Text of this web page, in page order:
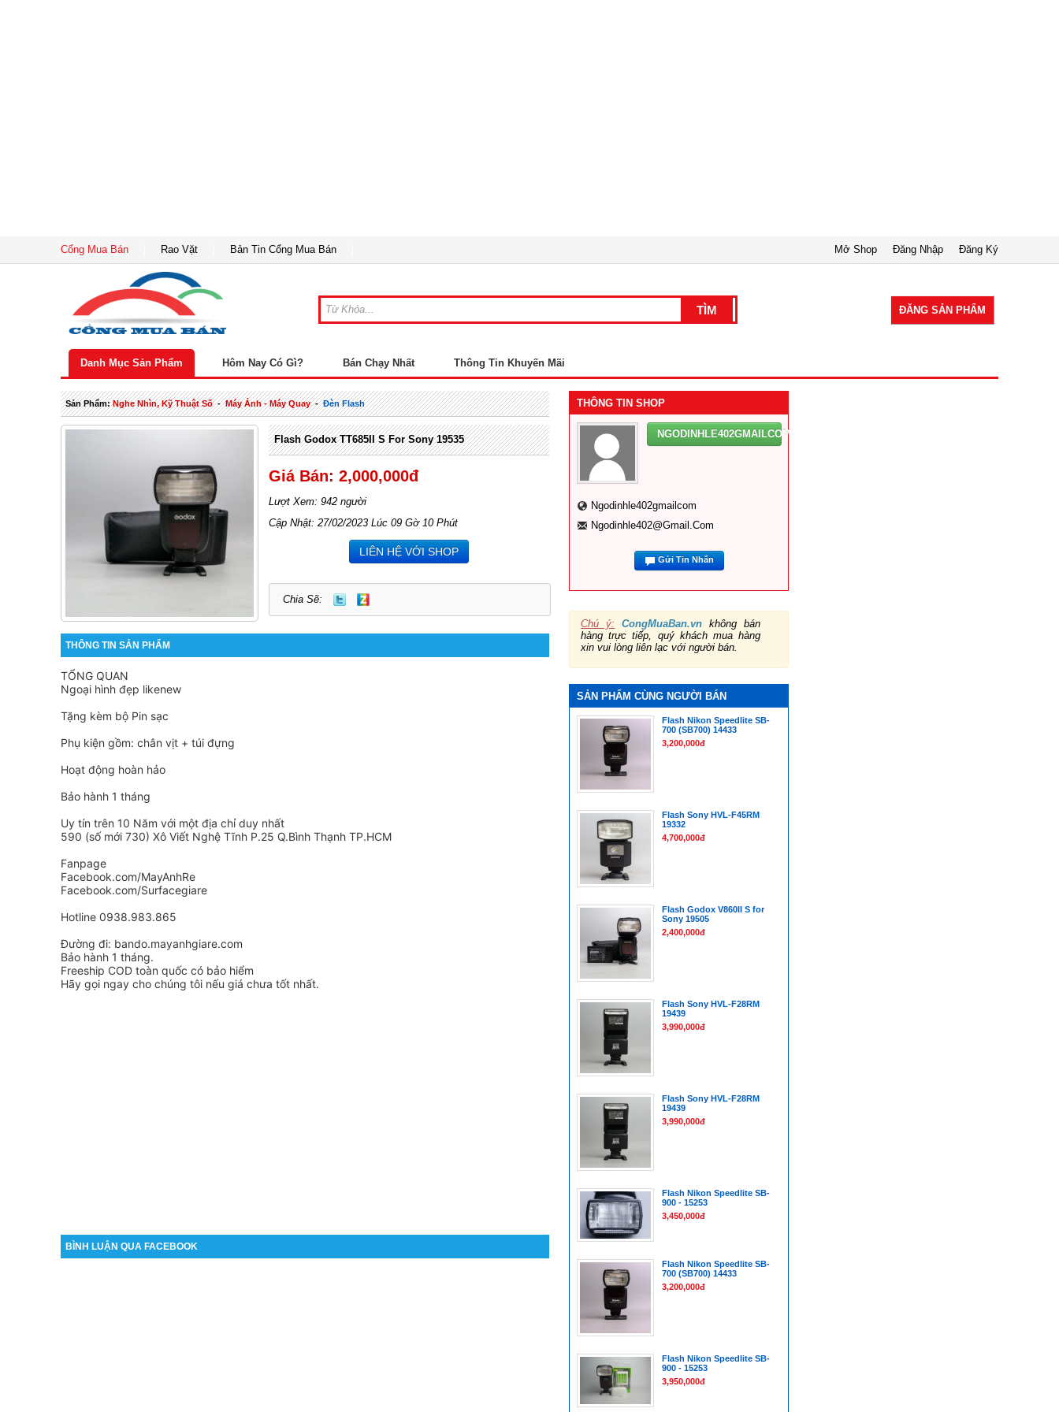
Cổng Mua Bán Rao Vặt Bản Tin Cổng Mua Bán Đăng Ký
Đăng Nhập
Mở Shop
ĐĂNG SẢN PHẨM
Danh Mục Sản Phẩm Hôm Nay Có Gì? Bán Chạy Nhất Thông Tin Khuyến Mãi
Sản Phẩm:Nghe Nhìn, Kỹ Thuật Số-Máy Ảnh - Máy Quay-Đèn Flash
Flash Godox TT685II S For Sony 19535
Giá Bán: 2,000,000đ
Lượt Xem: 942 người
Cập Nhật: 27/02/2023 Lúc 09 Gờ 10 Phút
LIÊN HỆ VỚI SHOP
Chia Sẽ:
THÔNG TIN SẢN PHẨM
TỔNG QUAN
Ngoại hình đẹp likenew
Tặng kèm bộ Pin sạc
Phụ kiện gồm: chân vịt + túi đựng
Hoạt động hoàn hảo
Bảo hành 1 tháng
Uy tín trên 10 Năm với một địa chỉ duy nhất
590 (số mới 730) Xô Viết Nghệ Tĩnh P.25 Q.Bình Thạnh TP.HCM
Fanpage
Facebook.com/MayAnhRe
Facebook.com/Surfacegiare
Hotline 0938.983.865
Đường đi: bando.mayanhgiare.com
Bảo hành 1 tháng.
Freeship COD toàn quốc có bảo hiểm
Hãy gọi ngay cho chúng tôi nếu giá chưa tốt nhất.
BÌNH LUẬN QUA FACEBOOK
THÔNG TIN SHOP
NGODINHLE402GMAILCOM
Ngodinhle402gmailcom
Ngodinhle402@gmail.com
Gửi Tin Nhắn
Chú ý: CongMuaBan.vn không bán
hàng trực tiếp, quý khách mua hàng
xin vui lòng liên lạc với người bán.
SẢN PHẨM CÙNG NGƯỜI BÁN
Flash Nikon Speedlite SB-
700 (SB700) 14433
3,200,000đ
Flash Sony HVL-F45RM
19332
4,700,000đ
Flash Godox V860II S for
Sony 19505
2,400,000đ
Flash Sony HVL-F28RM
19439
3,990,000đ
Flash Sony HVL-F28RM
19439
3,990,000đ
Flash Nikon Speedlite SB-
900 - 15253
3,450,000đ
Flash Nikon Speedlite SB-
700 (SB700) 14433
3,200,000đ
Flash Nikon Speedlite SB-
900 - 15253
3,950,000đ